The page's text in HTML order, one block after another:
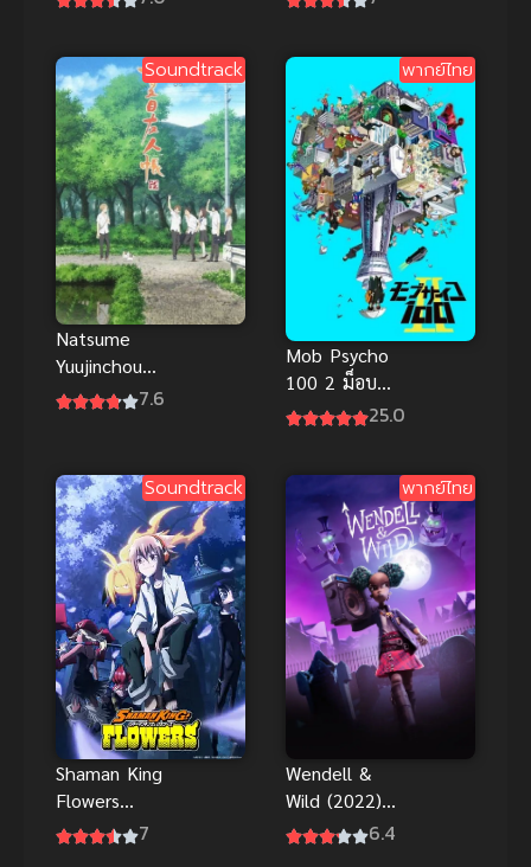
Soundtrack
Natsume
Yuujinchou
Roku (2017)
ภาค 6
7.6
พากย์ไทย
Mob Psycho
100 2 ม็อบ
ไซโค 100 คน
25.0
Soundtrack
Shaman King
Flowers
ราชันย์แห่งภูต
7
พากย์ไทย
Wendell &
Wild (2022)
เวนเดลล์กับไว
6.4